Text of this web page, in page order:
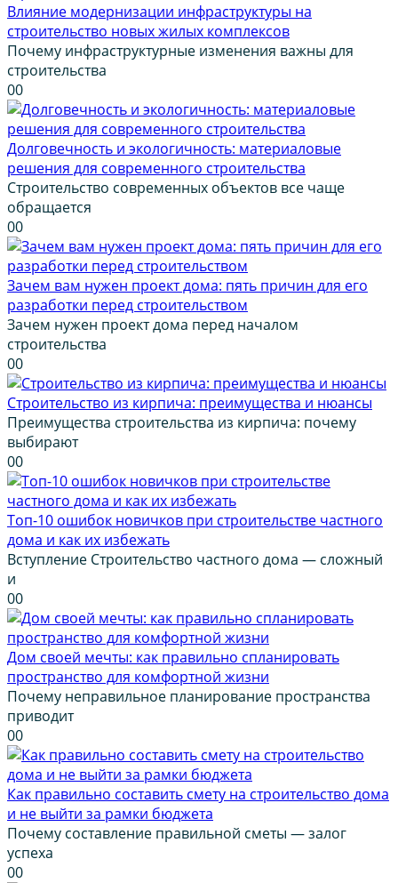
Влияние модернизации инфраструктуры на
строительство новых жилых комплексов
Почему инфраструктурные изменения важны для
строительства
00
Долговечность и экологичность: материаловые
решения для современного строительства
Строительство современных объектов все чаще
обращается
00
Зачем вам нужен проект дома: пять причин для его
разработки перед строительством
Зачем нужен проект дома перед началом
строительства
00
Строительство из кирпича: преимущества и нюансы
Преимущества строительства из кирпича: почему
выбирают
00
Топ-10 ошибок новичков при строительстве частного
дома и как их избежать
Вступление Строительство частного дома — сложный
и
00
Дом своей мечты: как правильно спланировать
пространство для комфортной жизни
Почему неправильное планирование пространства
приводит
00
Как правильно составить смету на строительство дома
и не выйти за рамки бюджета
Почему составление правильной сметы — залог
успеха
00